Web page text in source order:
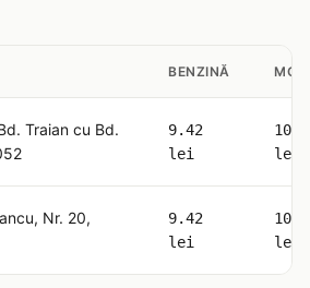
BENZINĂ
Traian cu Bd.
9.42
lei
lei
Nr. 20,
9.42
lei
lei